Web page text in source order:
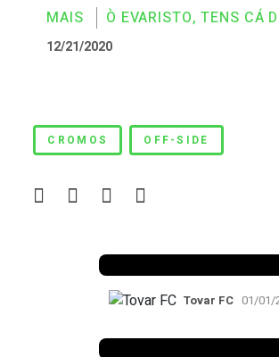
MAIS Ò EVARISTO, TENS CÁ
12/21/2020
#94
CROMOS OFF-SIDE
Tovar FC 01/01/